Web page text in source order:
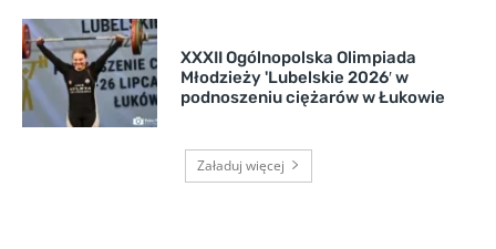
XXXII Ogólnopolska Olimpiada
Młodzieży 'Lubelskie 2026′ w
podnoszeniu ciężarów w Łukowie
Załaduj więcej